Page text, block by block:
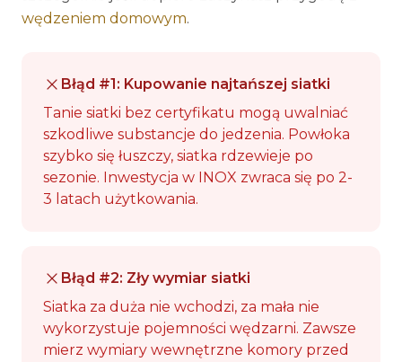
wędzeniem domowym.
Błąd #1: Kupowanie najtańszej siatki
Tanie siatki bez certyfikatu mogą uwalniać
szkodliwe substancje do jedzenia. Powłoka
szybko się łuszczy, siatka rdzewieje po
sezonie. Inwestycja w INOX zwraca się po 2-
3 latach użytkowania.
Błąd #2: Zły wymiar siatki
Siatka za duża nie wchodzi, za mała nie
wykorzystuje pojemności wędzarni. Zawsze
mierz wymiary wewnętrzne komory przed